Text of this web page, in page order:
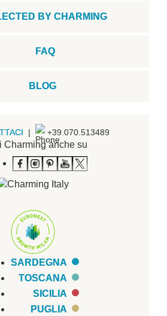
BY CHARMING
FAQ
BLOG
| +39.070.513489
Charming anche su
SARDEGNA
TOSCANA
SICILIA
PUGLIA